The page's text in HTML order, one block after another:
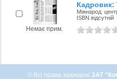
Немає прим.
Кадровик:
Міжнарод.
ISBN відсутній
© Всі права захищені ЗАТ